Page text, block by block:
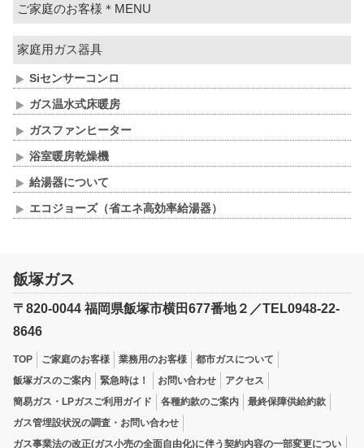
ご家庭のお客様＊MENU
家庭用ガス器具
Siセンサーコンロ
ガス温水式床暖房
ガスファンヒーター
浴室暖房乾燥機
給湯器について
エコジョーズ（省エネ高効率給湯器）
飯塚ガス
〒820-0044 福岡県飯塚市横田677番地２／TEL0948-22-
8646
TOP ご家庭のお客様 業務用のお客様
都市ガスについて
飯塚ガスのご案内
緊急時は！ お問い合わせ
アクセス
簡易ガス・LPガスご利用ガイド
各種約款のご案内
最終保障供給約款
ガス管埋設状況の調査・お問い合わせ
ガス事業法の改正(ガス小売の全面自由化)に伴う契約内容の一部変更につい